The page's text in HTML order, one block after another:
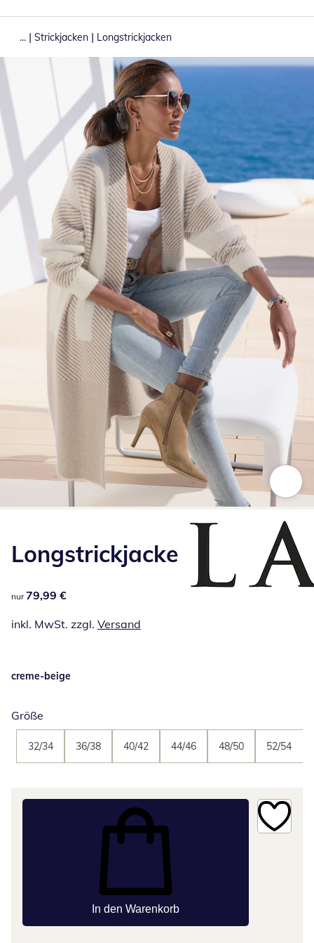
... | Strickjacken | Longstrickjacken
Longstrickjacke
79,99 €
nur 79,99 €
inkl. MwSt. zzgl. Versand
creme-beige
Größe
32/34 36/38 40/42 44/46 48/50 52/54
In den Warenkorb